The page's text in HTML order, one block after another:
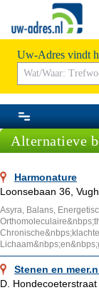
Uw-Adres vindt
Alternatieve
Harmonature
Loonsebaan 36,
Asyra, Balans,
Stenen en
D.